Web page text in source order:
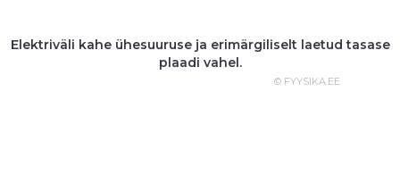
Elektriväli kahe ühesuuruse ja erimärgiliselt laetud tasase
plaadi vahel.
© FYYSIKA.EE